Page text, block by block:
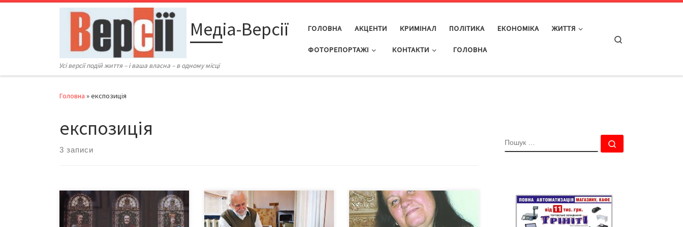
Перейти до вмісту
Медіа-Версії
Усі версії подій життя – і ваша власна – в одному місці
ГОЛОВНА АКЦЕНТИ КРИМІНАЛ ПОЛІТИКА ЕКОНОМІКА ЖИТТЯ
ФОТОРЕПОРТАЖІ КОНТАКТИ ГОЛОВНА
Головна »експозиція
експозиція
3 записи
Чернівчани та гості міста знову
отримали можливість долучитися
до кращих зразків угорського
Рудольф Лекалов – не тільки
чудовий художник, а й людина
надзвичайна. Де лиш він не
Чи можуть такі виникнути на 40-
ковий день після смерті людини?
Можуть, коли йдеться про митця й
ПОШУК